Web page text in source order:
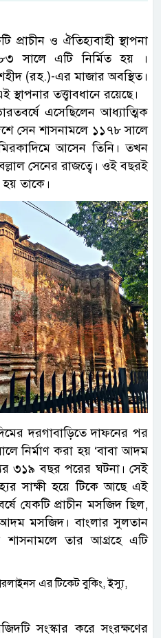
প্রাচীন ও ঐতিহ্যবাহী স্থাপনা
সালে এটি নির্মিত হয় ।
(রহ.)-এর মাজার অবস্থিত।
স্থাপনার তত্ত্বাবধানে রয়েছে।
এসেছিলেন আধ্যাত্মিক
সেন শাসনামলে ১১৭৮ সালে
মিরকাদিমে আসেন তিনি। তখন
সেনের রাজত্বে। ওই বছরই
হয় তাকে।
দরগাবাড়িতে দাফনের পর
নির্মাণ করা হয় ‘বাবা আদম
৩১৯ বছর পরের ঘটনা। সেই
সাক্ষী হয়ে টিকে আছে এই
যেকটি প্রাচীন মসজিদ ছিল,
মসজিদ। বাংলার সুলতান
তার আগ্রহে এটি
সংস্কার করে সংরক্ষণের